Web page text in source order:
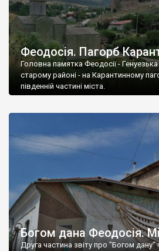
Феодосія. Пагорб
Головна памятка Феодосії -
старому районі - на Карантинному
південній частині міста.
Богом дана Феодосія.
Друга частина звіту про "Богом